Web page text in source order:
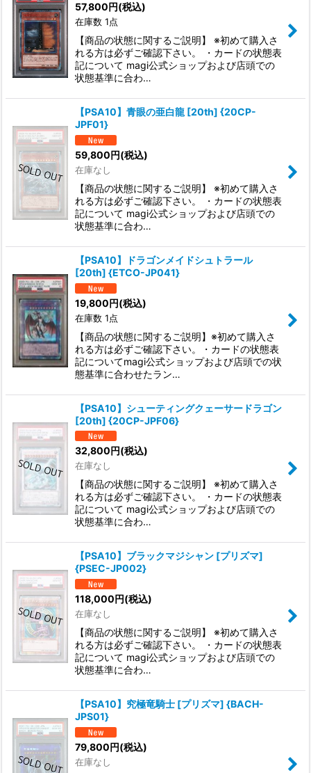
57,800円(税込)
在庫数 1点
【商品の状態に関するご説明】 ※初めて購入さ
れる方は必ずご確認下さい。 ・カードの状態表
記について magi公式ショップおよび店頭での
状態基準に合わ…
【PSA10】青眼の亜白龍 [20th] {20CP-
JPF01}
59,800円(税込)
在庫なし
【商品の状態に関するご説明】 ※初めて購入さ
れる方は必ずご確認下さい。 ・カードの状態表
記について magi公式ショップおよび店頭での
状態基準に合わ…
【PSA10】ドラゴンメイドシュトラール
[20th] {ETCO-JP041}
19,800円(税込)
在庫数 1点
【商品の状態に関するご説明】※初めて購入さ
れる方は必ずご確認下さい。・カードの状態表
記についてmagi公式ショップおよび店頭での状
態基準に合わせたラン…
【PSA10】シューティングクェーサードラゴン
[20th] {20CP-JPF06}
32,800 円(税込)
在庫なし
【商品の状態に関するご説明】 ※初めて購入さ
れる方は必ずご確認下さい。 ・カードの状態表
記について magi公式ショップおよび店頭での
状態基準に合わ…
【PSA10】ブラックマジシャン [プリズマ]
{PSEC-JP002}
118,000円(税込)
在庫なし
【商品の状態に関するご説明】 ※初めて購入さ
れる方は必ずご確認下さい。 ・カードの状態表
記について magi公式ショップおよび店頭での
状態基準に合わ…
【PSA10】究極竜騎士 [プリズマ] {BACH-
JPS01}
79,800円(税込)
在庫なし